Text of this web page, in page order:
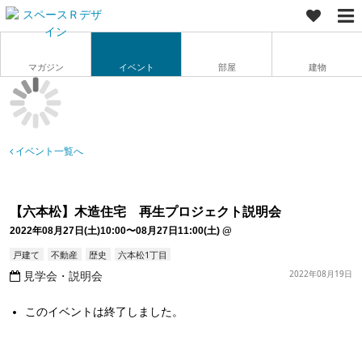
マガジン イベント 部屋 建物
イベント一覧へ
【六本松】木造住宅 再生プロジェクト説明会
2022年08月27日(土)10:00〜08月27日11:00(土) @
戸建て 不動産 歴史 六本松1丁目
見学会・説明会 2022年08月19日
このイベントは終了しました。